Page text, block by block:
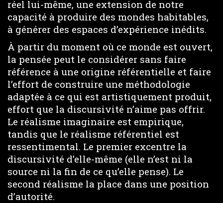
réel lui-même, une extension de notre
capacité à produire des mondes habitables,
à générer des espaces d’expérience inédits.
À partir du moment où ce monde est ouvert,
la pensée peut le considérer sans faire
référence à une origine référentielle et faire
l’effort de construire une méthodologie
adaptée à ce qui est artistiquement produit,
effort que la discursivité n’aime pas offrir.
Le réalisme imaginaire est empirique,
tandis que le réalisme référentiel est
ressentimental. Le premier excentre la
discursivité d’elle-même (elle n’est ni la
source ni la fin de ce qu’elle pense). Le
second réalisme la place dans une position
d’autorité.